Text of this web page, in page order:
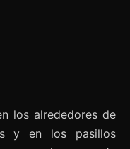
los alrededores de
y en los pasillos